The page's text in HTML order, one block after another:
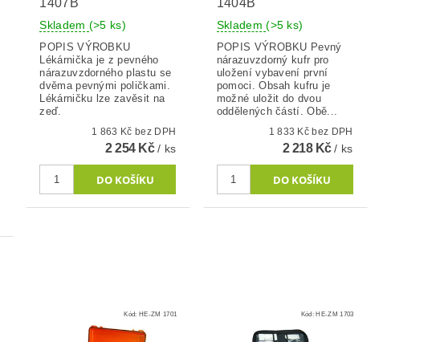
1407B
Skladem (>5 ks)
POPIS VÝROBKU
Lékárnička je z pevného
nárazuvzdorného plastu se
dvěma pevnými poličkami.
Lékárničku lze zavěsit na
zeď.
1 863 Kč bez DPH
2 254 Kč/ ks
1404B
Skladem(>5 ks)
POPIS VÝROBKU Pevný
nárazuvzdorný kufr pro
uložení vybavení první
pomoci. Obsah kufru je
možné uložit do dvou
oddělených částí. Obě...
1 833 Kč bez DPH
2 218 Kč/ ks
Kód: HE-ZM 1701 Kód:HE-ZM 1703